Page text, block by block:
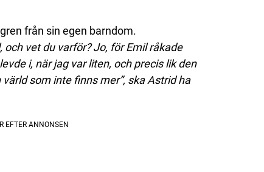
från sin egen barndom.
vet du varför? Jo, för Emil råkade
i, när jag var liten, och precis lik den
som inte finns mer”, ska Astrid ha